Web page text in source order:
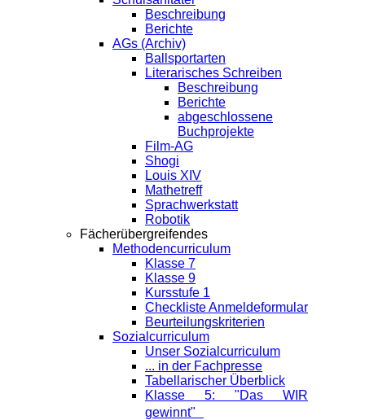
Beschreibung
Berichte
AGs (Archiv)
Ballsportarten
Literarisches Schreiben
Beschreibung
Berichte
abgeschlossene
Buchprojekte
Film-AG
Shogi
Louis XIV
Mathetreff
Sprachwerkstatt
Robotik
Fächerübergreifendes
Methodencurriculum
Klasse 7
Klasse 9
Kursstufe 1
Checkliste Anmeldeformular
Beurteilungskriterien
Sozialcurriculum
Unser Sozialcurriculum
... in der Fachpresse
Tabellarischer Überblick
Klasse 5: "Das WIR
gewinnt"